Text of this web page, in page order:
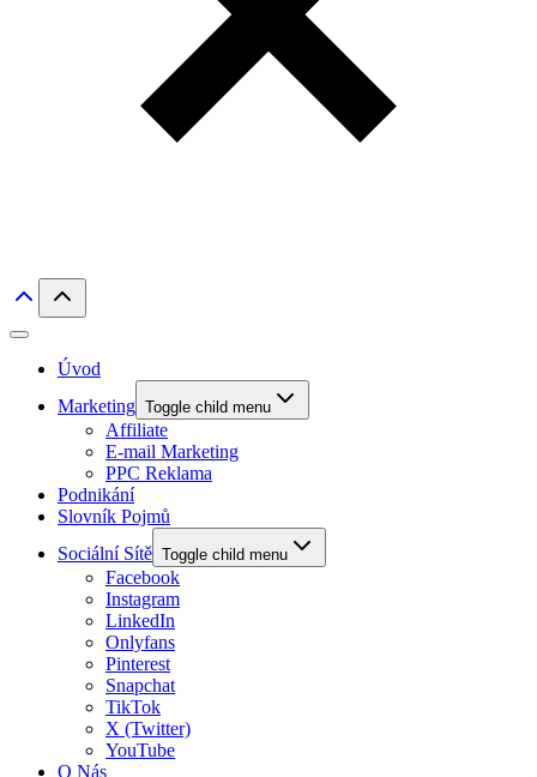
Úvod
Marketing Toggle child menu
Affiliate
E-mail Marketing
PPC Reklama
Podnikání
Slovník Pojmů
Sociální Sítě Toggle child menu
Facebook
Instagram
LinkedIn
Onlyfans
Pinterest
Snapchat
TikTok
X (Twitter)
YouTube
O Nás